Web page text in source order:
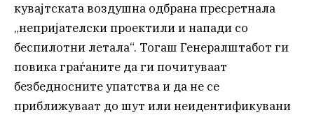
кувајтската воздушна одбрана пресретнала
„непријателски проектили и напади со
беспилотни летала“. Тогаш Генералштабот ги
повика граѓаните да ги почитуваат
безбедносните упатства и да не се
приближуваат до шут или неидентификувани